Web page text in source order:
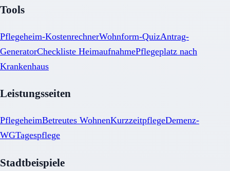
Tools
Pflegeheim-KostenrechnerWohnform-QuizAntrag-
GeneratorCheckliste HeimaufnahmePflegeplatz nach
Krankenhaus
Leistungsseiten
PflegeheimBetreutes WohnenKurzzeitpflegeDemenz-
WGTagespflege
Stadtbeispiele